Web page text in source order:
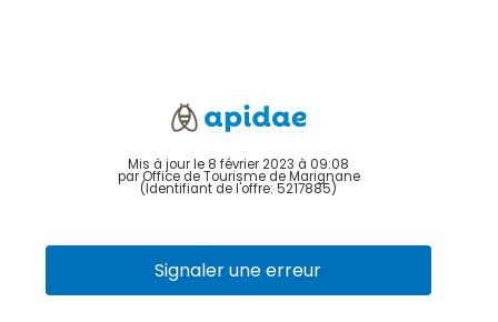
Mis à jour le 8 février 2023 à 09:08
par Office de Tourisme de Marignane
(Identifiant de l'offre: 5217885)
Signaler une erreur